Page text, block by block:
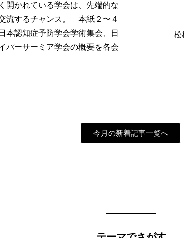
開かれている学会は、先端的な
流するチャンス。 本紙２〜４
本認知症予防学会学術集会、日
パーサーミア学会の概要を各会
松
今月の新着記事一覧へ